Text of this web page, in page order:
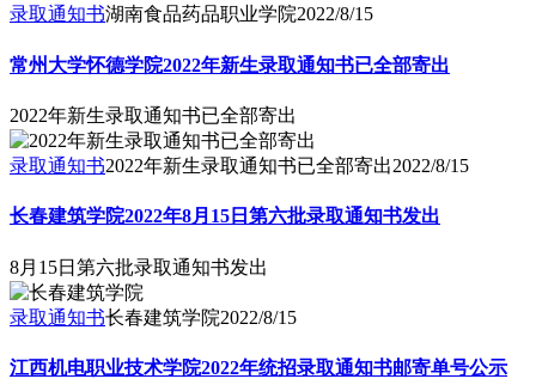
录取通知书湖南食品药品职业学院2022/8/15
常州大学怀德学院2022年新生录取通知书已全部寄出
2022年新生录取通知书已全部寄出
录取通知书2022年新生录取通知书已全部寄出2022/8/15
长春建筑学院2022年8月15日第六批录取通知书发出
8月15日第六批录取通知书发出
录取通知书长春建筑学院2022/8/15
江西机电职业技术学院2022年统招录取通知书邮寄单号公示